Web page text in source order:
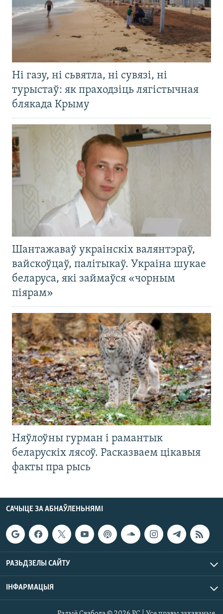
Ні газу, ні сьвятла, ні сувязі, ні
турыстаў: як праходзіць лягістычная
блякада Крыму
Шантажаваў украінскіх валянтэраў,
вайскоўцаў, палітыкаў. Украіна шукае
беларуса, які займаўся «чорным
піярам»
Няўлоўны гурман і рамантык
беларускіх лясоў. Расказваем цікавыя
факты пра рысь
САЧЫЦЕ ЗА АБНАЎЛЕНЬНЯМІ
РАЗЬДЗЕЛЫ САЙТУ
ІНФАРМАЦЫЯ